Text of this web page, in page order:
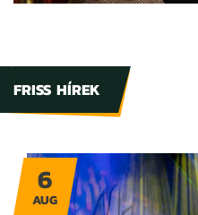
FRISS HÍREK
6
AUG